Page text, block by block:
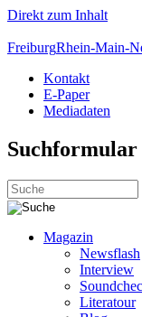
Direkt zum Inhalt
FreiburgRhein-Main-
Kontakt
E-Paper
Mediadaten
Suchformular
Magazin
Newsflash
Interview
Literatour